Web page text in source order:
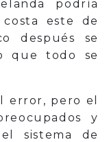
podría
este de
después se
que todo se
error, pero el
y
sistema de